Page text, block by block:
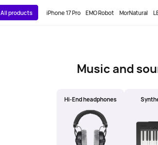
All products iPhone 17 Pro EMO Robot MorNatural
Music and
Hi-End headphones